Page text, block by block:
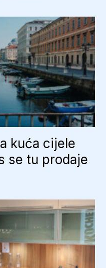
kuća cijele
se tu prodaje